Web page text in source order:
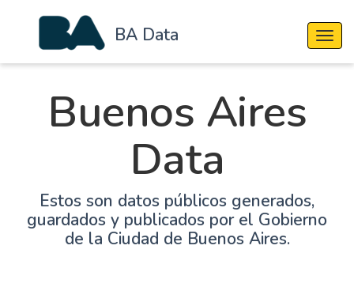
BA Data
Buenos Aires
Data
Estos son datos públicos generados,
guardados y publicados por el Gobierno
de la Ciudad de Buenos Aires.